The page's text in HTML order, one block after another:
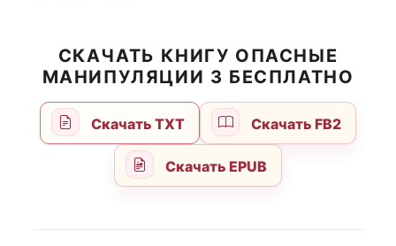
СКАЧАТЬ КНИГУ ОПАСНЫЕ
МАНИПУЛЯЦИИ 3 БЕСПЛАТНО
Скачать TXT Скачать FB2
Скачать EPUB